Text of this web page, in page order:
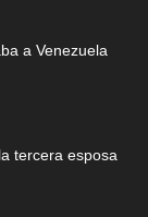
a Venezuela
tercera esposa